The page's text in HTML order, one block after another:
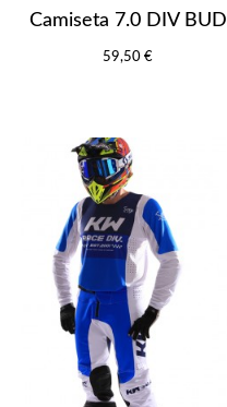
Camiseta 7.0 DIV BUD
59,50 €